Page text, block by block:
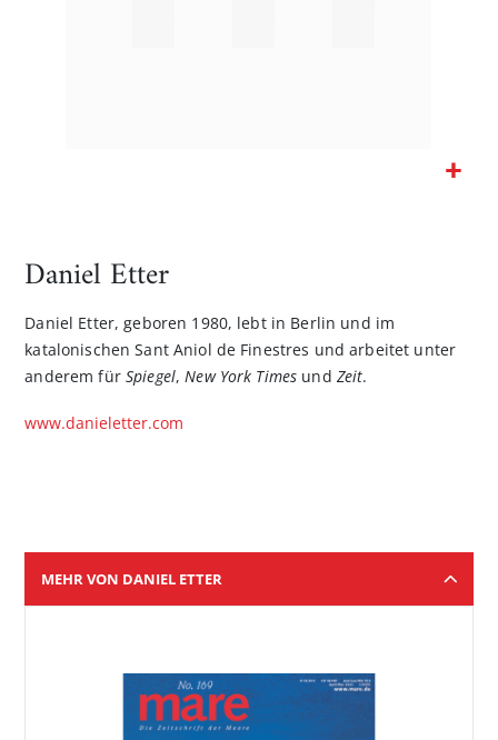
Bildgalerie
Daniel Etter
Daniel Etter, geboren 1980, lebt in Berlin und im
katalonischen Sant Aniol de Finestres und arbeitet unter
anderem für Spiegel,New York Times und Zeit.
www.danieletter.com
MEHR VON DANIEL ETTER